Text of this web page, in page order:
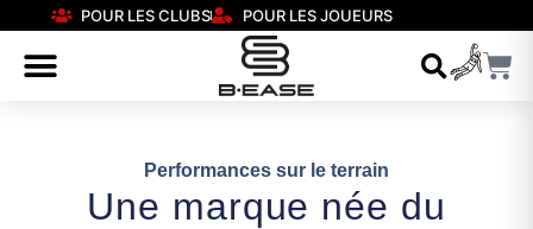
POUR LES CLUBS POUR LES JOUEURS
Performances sur le terrain
Une marque née du